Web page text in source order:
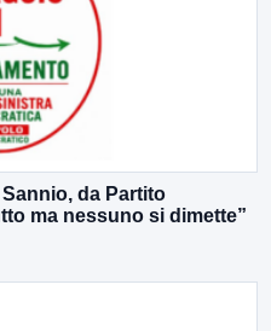
da Partito
ma nessuno si dimette”